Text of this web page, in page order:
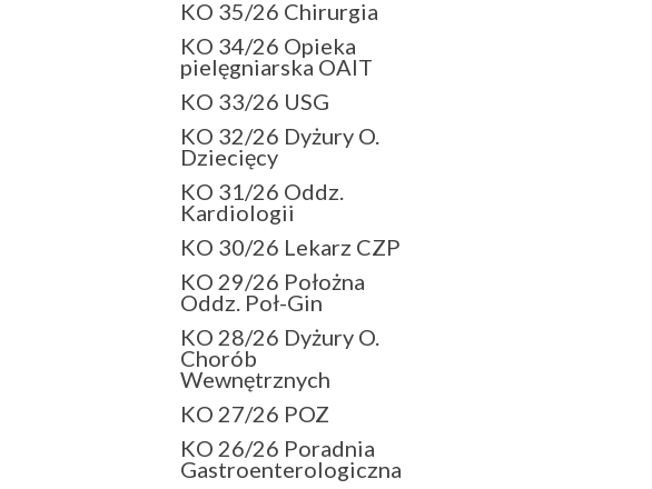
KO 35/26 Chirurgia
KO 34/26 Opieka
pielęgniarska OAIT
KO 33/26 USG
KO 32/26 Dyżury O.
Dziecięcy
KO 31/26 Oddz.
Kardiologii
KO 30/26 Lekarz CZP
KO 29/26 Położna
Oddz. Poł-Gin
KO 28/26 Dyżury O.
Chorób
Wewnętrznych
KO 27/26 POZ
KO 26/26 Poradnia
Gastroenterologiczna